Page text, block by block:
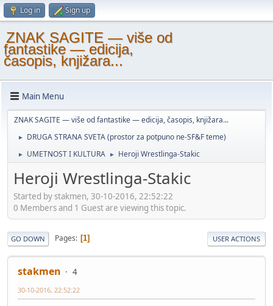
Log in Sign up
ZNAK SAGITE — više od
fantastike — edicija,
časopis, knjižara...
Main Menu
ZNAK SAGITE — više od fantastike — edicija, časopis, knjižara...
► DRUGA STRANA SVETA (prostor za potpuno ne-SF&F teme)
► UMETNOST I KULTURA ► Heroji Wrestlinga-Stakic
Heroji Wrestlinga-Stakic
Started by stakmen, 30-10-2016, 22:52:22
0 Members and 1 Guest are viewing this topic.
GO DOWN Pages 1 USER ACTIONS
stakmen 4
30-10-2016, 22:52:22